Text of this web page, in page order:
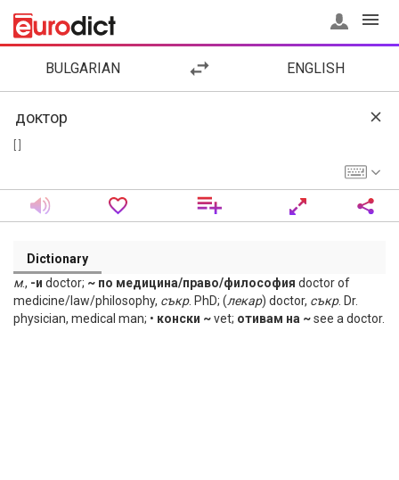
BULGARIAN ENGLISH
Dictionary
м., -и doctor; ~ по медицина/право/философия doctor of
medicine/law/philosophy, съкр. PhD; (лекар) doctor, съкр. Dr.
physician, medical man; • конски ~vet; отивам на ~see a doctor.